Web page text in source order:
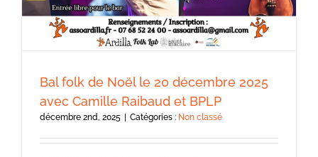
Bal folk de Noël le 20 décembre 2025
avec Camille Raibaud et BPLP
décembre 2nd, 2025 Catégories : Non classé